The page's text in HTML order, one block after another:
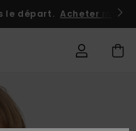
le départ. Acheter